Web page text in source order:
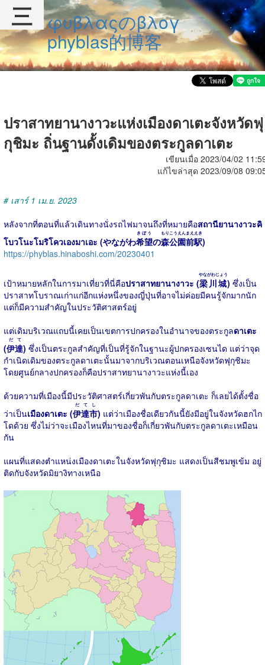
φυβλαςのβλογ
phyblas的博客
ปราสาทยานางาวะแห่งเมืองดาเตะจังหวัดฟุ
กุชิมะ ถิ่นฐานดั้งเดิมของตระกูลดาเตะ
เขียนเมื่อ 2023/04/02
แก้ไขล่าสุด 2023/09/08
# เสาร์ 1 เม.ย. 2023
หลังจากที่ตอนที่แล้วเดินทางนั่งรถไฟมาจนถึงที่หมายคือสถานียานางาวะคิ
โบวโนะโมริโควเองมาเอะ (やながわ希望
きぼう
の森
もり
公園前駅
こうえんまええき
)
https://phyblas.hinaboshi.com/20230401
เป้าหมายหลักในการมาเที่ยวที่นี่คือปราสาทยานางาวะ (梁川城
やながわじょう
) ซึ่งเป็น
ปราสาทโบราณเก่าแก่อีกแห่งหนึ่งของญี่ปุ่นที่อาจไม่ค่อยมีคนรู้จักมากนัก
แต่ก็มีความสำคัญในประวัติศาสตร์อยู่
แต่เดิมบริเวณแถบนี้เคยเป็นเขตการปกครองในอำนาจของตระกูลดาเตะ
(伊達
だて
) ซึ่งเป็นตระกูลสำคัญที่เป็นที่รู้จักในฐานะผู้ปกครองเซนได แต่ว่าจุด
กำเนิดเดิมของตระกูลดาเตะนั้นมาจากบริเวณตอนเหนือจังหวัดฟุกุชิมะ
โดยศูนย์กลางปกครองก็คือปราสาทยานางาวะแห่งนี้เอง
ด้วยความที่เมืองนี้มีประวัติศาสตร์เกี่ยวพันกับตระกูลดาเตะ ก็เลยได้ตั้งชื่อ
ว่าเป็นเมืองดาเตะ (伊達市
だてし
) แต่ว่าเมืองชื่อเดียวกันนี้ยังมีอยู่ในจังหวัดฮกไก
โดด้วย ซึ่งไม่ว่าจะเมืองไหนที่มาของชื่อก็เกี่ยวพันกับตระกูลดาเตะเหมือน
กัน
แผนที่แสดงตำแหน่งเมืองดาเตะในจังหวัดฟุกุชิมะ แสดงเป็นสีชมพูเข้ม อยู่
ติดกับจังหวัดมิยางิทางเหนือ
三